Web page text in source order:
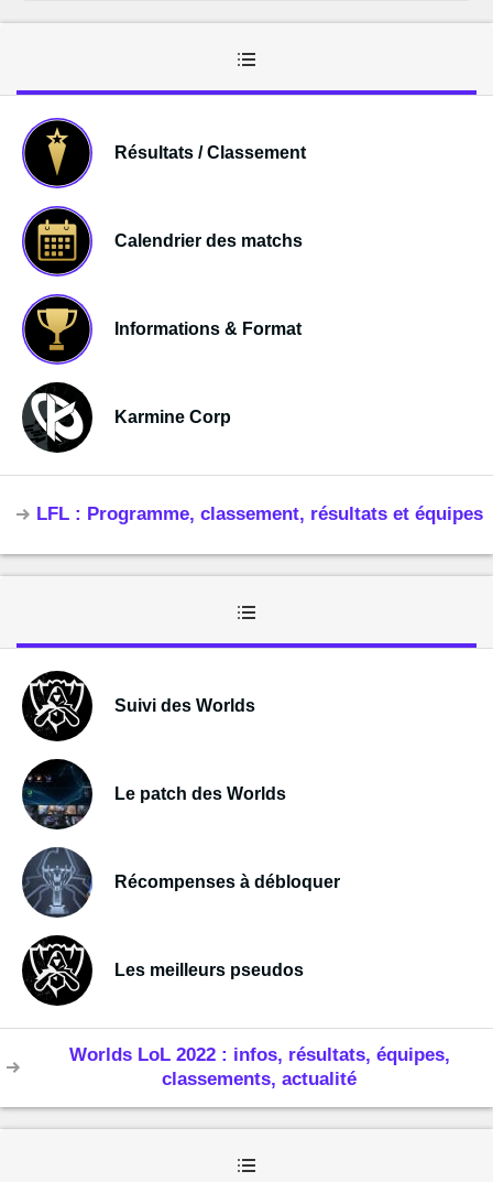
Résultats / Classement
Calendrier des matchs
Informations & Format
Karmine Corp
LFL : Programme, classement, résultats et équipes
Suivi des Worlds
Le patch des Worlds
Récompenses à débloquer
Les meilleurs pseudos
Worlds LoL 2022 : infos, résultats, équipes,
classements, actualité